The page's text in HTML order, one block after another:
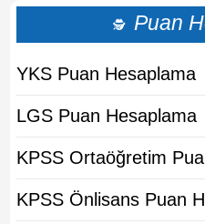
🕵 Puan
YKS Puan Hesaplama
LGS Puan Hesaplama
KPSS Ortaöğretim
KPSS Önlisans Puan